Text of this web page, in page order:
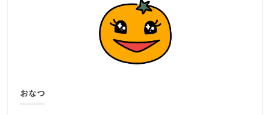
おなつ